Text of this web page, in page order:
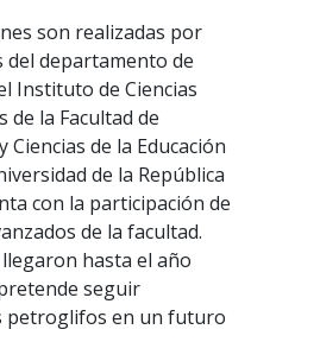
son realizadas por
del departamento de
Instituto de Ciencias
la Facultad de
Ciencias de la Educación
de la República
con la participación de
de la facultad.
hasta el año
seguir
petroglifos en un futuro